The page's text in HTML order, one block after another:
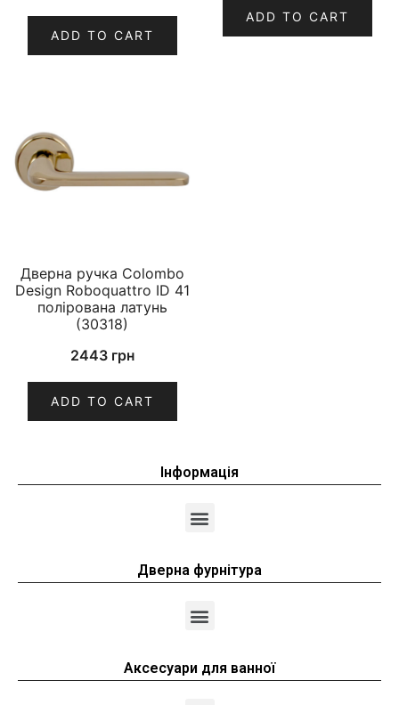
ADD TO CART
ADD TO CART
Дверна ручка Colombo
Design Roboquattro ID 41
полірована латунь
(30318)
2443 грн
ADD TO CART
Інформація
Дверна фурнітура
Аксесуари для ванної